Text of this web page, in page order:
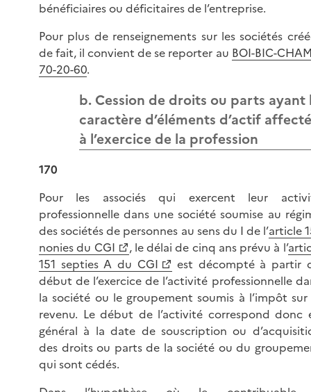
bénéficiaires ou déficitaires de l’entreprise.
Pour plus de renseignements sur les sociétés
de fait, il convient de se reporter au BOI-BIC-
70-20-60.
b. Cession de droits ou parts ayant
caractère d’éléments d’actif
à l’exercice de la profession
170
Pour les associés qui exercent leur
professionnelle dans une société soumise au
des sociétés de personnes au sens du I de l’article
nonies du CGI
, le délai de cinq ans prévu à l’
151 septies A du CGI
est décompté à partir
début de l’exercice de l’activité professionnelle
la société ou le groupement soumis à l’impôt
revenu. Le début de l’activité correspond donc
général à la date de souscription ou
des droits ou parts de la société ou du
qui sont cédés.